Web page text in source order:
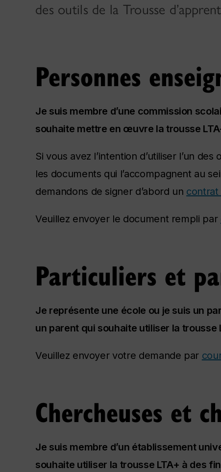
des outils de la Trousse
Personnes
Je suis membre d’une commission
souhaite mettre en œuvre la trousse
Si vous avez l’intention d’utiliser l’un
les documents qui l’accompagnent au
demandons de signer d’abord un contrat
Veuillez envoyer le document rempli par
Particuliers et
Je représente une école ou je suis un
un parent qui souhaite utiliser la trousse
Veuillez envoyer votre demande par
Chercheuses et
Je suis membre d’un établissement
souhaite utiliser la trousse LTA+ à des